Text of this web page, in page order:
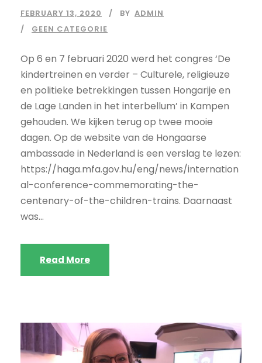
FEBRUARY 13, 2020 BY ADMIN
GEEN CATEGORIE
Op 6 en 7 februari 2020 werd het congres ‘De
kindertreinen en verder – Culturele, religieuze
en politieke betrekkingen tussen Hongarije en
de Lage Landen in het interbellum’ in Kampen
gehouden. We kijken terug op twee mooie
dagen. Op de website van de Hongaarse
ambassade in Nederland is een verslag te lezen:
https://haga.mfa.gov.hu/eng/news/internation
al-conference-commemorating-the-
centenary-of-the-children-trains. Daarnaast
was...
Read More